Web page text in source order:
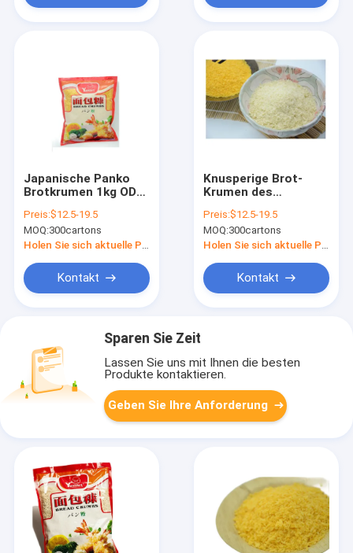
Japanische Panko
Brotkrumen 1kg ODM
Nahrungsmittelhuhn
Preis:$12.5-19.5
MOQ:300cartons
Holen Sie sich aktuelle Preis
Kontakt
Knusperige Brot-
Krumen des
Panko 6mm für Huhn
Preis:$12.5-19.5
MOQ:300cartons
Holen Sie sich aktuelle Preis
Kontakt
Sparen Sie Zeit
Lassen Sie uns mit Ihnen die besten
Produkte kontaktieren.
Geben Sie Ihre Anforderung